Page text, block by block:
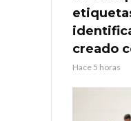
creado
Hace 5 horas